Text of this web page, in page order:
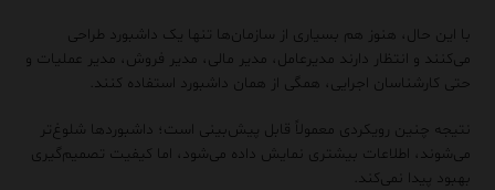
با این حال، هنوز هم بسیاری از سازمان‌ها تنها یک داشبورد طراحی
می‌کنند و انتظار دارند مدیرعامل، مدیر مالی، مدیر فروش، مدیر عملیات و
حتی کارشناسان اجرایی، همگی از همان داشبورد استفاده کنند.
نتیجه چنین رویکردی معمولاً قابل پیش‌بینی است؛ داشبوردها شلوغ‌تر
می‌شوند، اطلاعات بیشتری نمایش داده می‌شود، اما کیفیت تصمیم‌گیری
بهبود پیدا نمی‌کند.